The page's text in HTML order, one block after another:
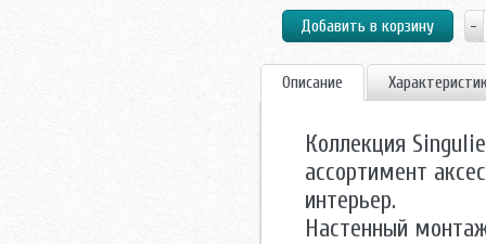
Описание
Коллекция
ассортимент
интерьер.
Настенный